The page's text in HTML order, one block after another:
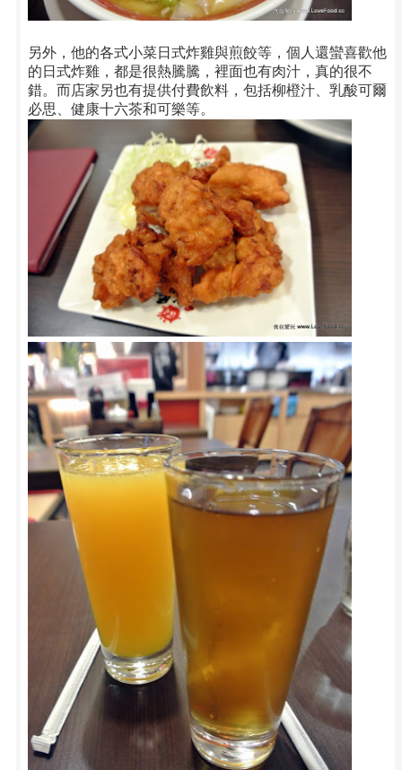
另外，他的各式小菜日式炸雞與煎餃等，個人還蠻喜歡他
的日式炸雞，都是很熱騰騰，裡面也有肉汁，真的很不
錯。而店家另也有提供付費飲料，包括柳橙汁、乳酸可爾
必思、健康十六茶和可樂等。